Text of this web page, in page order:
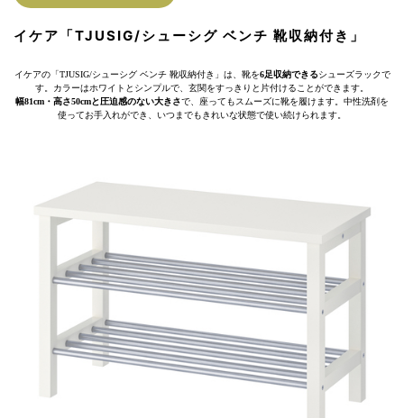
イケア「TJUSIG/シューシグ ベンチ 靴収納付き」
イケアの「TJUSIG/シューシグ ベンチ 靴収納付き」は、靴を6足収納できるシューズラックで
す。カラーはホワイトとシンプルで、玄関をすっきりと片付けることができます。
幅81cm・高さ50cmと圧迫感のない大きさで、座ってもスムーズに靴を履けます。中性洗剤を
使ってお手入れができ、いつまでもきれいな状態で使い続けられます。